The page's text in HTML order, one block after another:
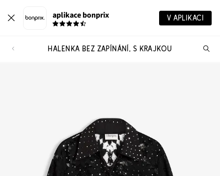
aplikace bonprix V APLIKACI
HALENKA BEZ ZAPÍNÁNÍ, S KRAJKOU